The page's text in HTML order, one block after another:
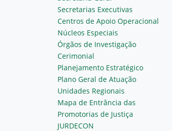
Secretarias Executivas
Centros de Apoio Operacional
Núcleos Especiais
Órgãos de Investigação
Cerimonial
Planejamento Estratégico
Plano Geral de Atuação
Unidades Regionais
Mapa de Entrância das
Promotorias de Justiça
JURDECON